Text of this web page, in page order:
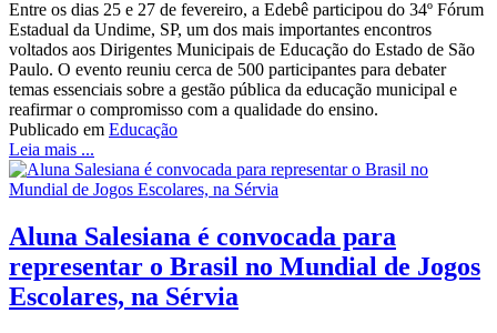
Entre os dias 25 e 27 de fevereiro, a Edebê participou do 34º Fórum
Estadual da Undime, SP, um dos mais importantes encontros
voltados aos Dirigentes Municipais de Educação do Estado de São
Paulo. O evento reuniu cerca de 500 participantes para debater
temas essenciais sobre a gestão pública da educação municipal e
reafirmar o compromisso com a qualidade do ensino.
Publicado em Educação
Leia mais ...
Aluna Salesiana é convocada para
representar o Brasil no Mundial de Jogos
Escolares, na Sérvia